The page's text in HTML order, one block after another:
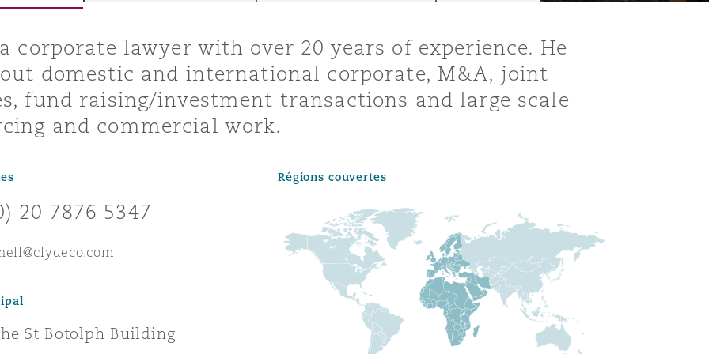
et
la vie
corporate lawyer with over 20 years of experience. He
domestic and international corporate, M&A, joint
fund raising/investment transactions and large scale
and commercial work.
20 7876 5347
St Botolph Building
Régions couvertes